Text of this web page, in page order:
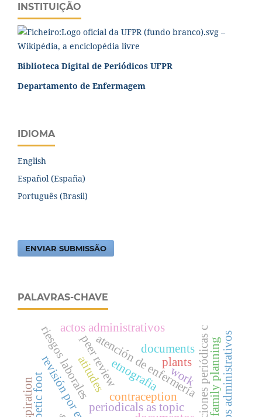
INSTITUIÇÃO
Biblioteca Digital de Periódicos UFPR
Departamento de Enfermagem
IDIOMA
English
Español (España)
Português (Brasil)
ENVIAR SUBMISSÃO
PALAVRAS-CHAVE
periodicals as topic publicaciones periódicas c
atención de enfermeríafamily planning
contraception atos administrativos
peer review documents
actos administrativos
riesgos laborales
diabetic foot
respiration
etnografia
atitudes plants
work